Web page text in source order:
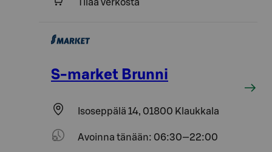
Tilaa verkosta
S-market Brunni
Isoseppälä 14, 01800 Klaukkala
Avoinna tänään: 06:30—22:00